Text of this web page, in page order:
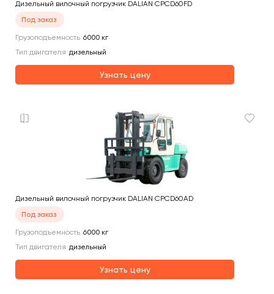
Дизельный вилочный погрузчик DALIAN CPCD60FD
Под заказ
Грузоподъемность 6000 кг
Тип двигателя дизельный
Узнать цену
Дизельный вилочный погрузчик DALIAN CPCD60AD
Под заказ
Грузоподъемность 6000 кг
Тип двигателя дизельный
Узнать цену